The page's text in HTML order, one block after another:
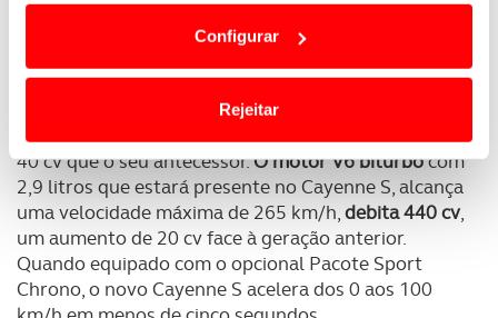
termos e a todo o tempo as suas preferências e limitando
o acesso a informações durante a navegação no
personalizar conteúdos e anúncios, para lhe proporcionar
funcionalidades de redes sociais, bem como para
analisar dados de navegação no nosso website.
Adicionalmente partilhamos informação, relativa à sua
utilização do nosso site de publicidade e de análise, com
Configurar
Rejeitar
No lançamento vão estar disponíveisdois novos
motores de seis cilindros: oCayenne com 340 cv,
com um motor de 3,0 litros turbo que debita mais
40 cv que o seu antecessor.O motor V6 biturbocom
2,9 litros que estará presente no Cayenne S, alcança
uma velocidade máxima de 265 km/h,debita 440 cv,
um aumento de 20 cv face à geração anterior.
Quando equipado com o opcional Pacote Sport
Chrono, o novo Cayenne S acelera dos 0 aos 100